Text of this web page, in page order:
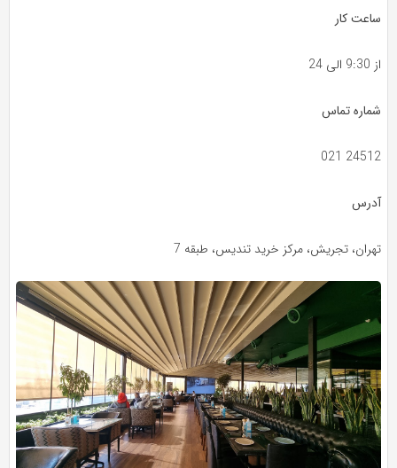
ساعت کار
از 9:30 الی 24
شماره تماس
021 24512
آدرس
تهران، تجریش، مرکز خرید تندیس، طبقه 7